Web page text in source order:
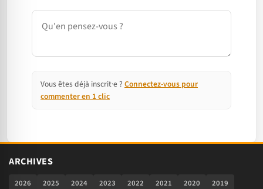
Commentaire
Vous êtes déjà inscrit·e ? Connectez-vous pour
commenter en 1 clic
ARCHIVES
2026 2025 2024 2023 2022 2021 2020
2019